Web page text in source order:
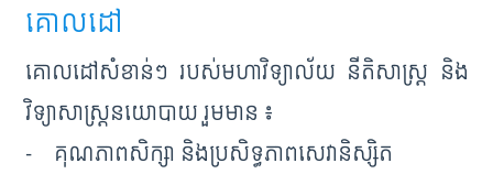
គោលដៅ
គោលដៅសំខាន់ៗ របស់មហាវិទ្យាល័យ នីតិសាស្ដ្រ និង
វិទ្យាសាស្ដ្រនយោបាយ រួមមាន ៖
- គុណភាពសិក្សា និងប្រសិទ្ធភាពសេវានិស្សិត